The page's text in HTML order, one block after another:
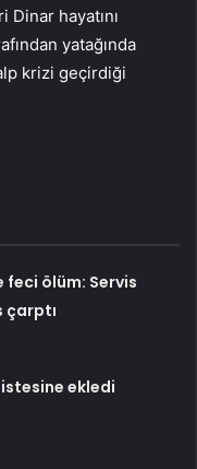
Dinar hayatını
yatağında
krizi geçirdiği
feci ölüm: Servis
çarptı
ekledi